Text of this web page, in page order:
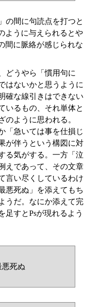
の間に句読点を打つと
ように与えられるとや
間に脈絡が感じられな
どうやら「慣用句に
はないかと思うように
確な線引きはできない
いるもの、それ単体と
のように思われる。
「急いては事を仕損じ
が伴うという構図に対
る気がする。一方「泣
えであって、その文章
言い尽くしているわけ
悪死ぬ」を添えてもち
うだ。なにか添えて完
足すとPsが現れるよう
死ぬ